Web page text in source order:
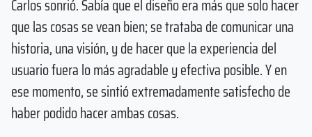
Carlos sonrió. Sabía que el diseño era más que solo hacer
que las cosas se vean bien; se trataba de comunicar una
historia, una visión, y de hacer que la experiencia del
usuario fuera lo más agradable y efectiva posible. Y en
ese momento, se sintió extremadamente satisfecho de
haber podido hacer ambas cosas.